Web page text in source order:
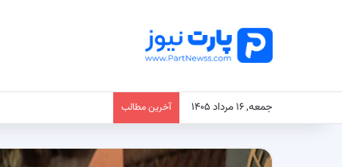
جمعه, ۱۶ مرداد ۱۴۰۵ آخرین مطالب